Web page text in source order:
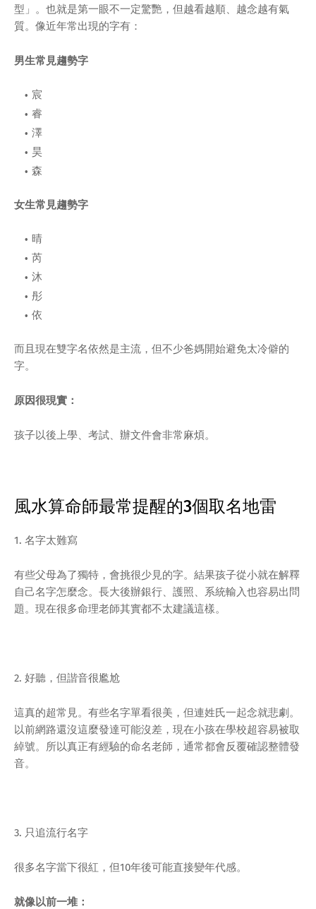
型」。也就是第一眼不一定驚艷，但越看越順、越念越有氣
質。像近年常出現的字有：
男生常見趨勢字
宸
睿
澤
昊
森
女生常見趨勢字
晴
芮
沐
彤
依
而且現在雙字名依然是主流，但不少爸媽開始避免太冷僻的
字。
原因很現實：
孩子以後上學、考試、辦文件會非常麻煩。
風水算命師最常提醒的3個取名地雷
1. 名字太難寫
有些父母為了獨特，會挑很少見的字。結果孩子從小就在解釋
自己名字怎麼念。長大後辦銀行、護照、系統輸入也容易出問
題。現在很多命理老師其實都不太建議這樣。
2. 好聽，但諧音很尷尬
這真的超常見。有些名字單看很美，但連姓氏一起念就悲劇。
以前網路還沒這麼發達可能沒差，現在小孩在學校超容易被取
綽號。所以真正有經驗的命名老師，通常都會反覆確認整體發
音。
3. 只追流行名字
很多名字當下很紅，但10年後可能直接變年代感。
就像以前一堆：